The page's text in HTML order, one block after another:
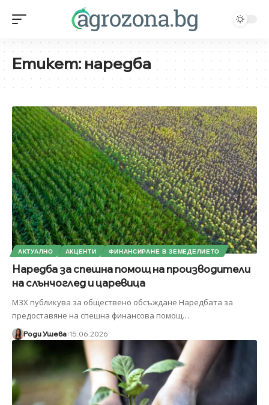
Етикет:наредба
АКТУАЛНО АКЦЕНТИ ФИНАНСИРАНЕ В ЗЕМЕДЕЛИЕТО
Наредба за спешна помощ на производители
на слънчоглед и царевица
МЗХ публикува за обществено обсъждане Наредбата за
предоставяне на спешна финансова помощ…
Роди Ушева 15.06.2026